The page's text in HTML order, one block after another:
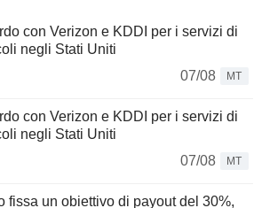
con Verizon e KDDI per i servizi di
negli Stati Uniti
07/08
MT
con Verizon e KDDI per i servizi di
negli Stati Uniti
07/08
MT
fissa un obiettivo di payout del 30%,